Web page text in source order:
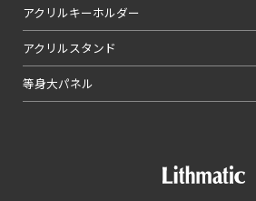
アクリルキーホルダー
アクリルスタンド
等身大パネル